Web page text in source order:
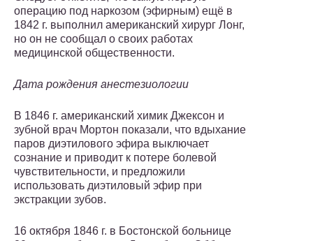
операцию под наркозом (эфирным) ещё в
1842 г. выполнил американский хирург Лонг,
но он не сообщал о своих работах
медицинской общественности.
Дата рождения анестезиологии
В 1846 г. американский химик Джексон и
зубной врач Мортон показали, что вдыхание
паров диэтилового эфира выключает
сознание и приводит к потере болевой
чувствительности, и предложили
использовать диэтиловый эфир при
экстракции зубов.
16 октября 1846 г. в Бостонской больнице